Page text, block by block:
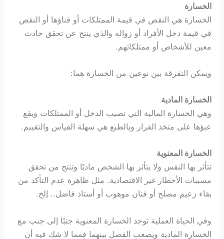
الخسارة
الخسارة هي النقص في قيمة الممتلكات أو فناؤها أو النقص
في قيمة دخل الأفراد أو زواله والذي ينتج عن تحقق حادث
معين للأشخاص أو ممتلكاتهم.
ويمكن التفرقة بين نوعين من الخسارة هما:
الخسارة المادية
وهي الخسارة المالية التي تصيب الدخل أو الممتلكات ويقع
عبؤها على متخذ القرار وبالطبع هي سهلة القياس والتقييم.
الخسارة المعنوية
تتأثر بها النفس ولا يتأثر بها الشخص ماديًا وتنتج من تحقق
مسببات الأخطار غير الاقتصادية. مثل ظاهرة عدم التأكد من
بقاء زعيم مصلح أو فنان موهوب أو أستاذ فاضل.. إلخ.
وفي الحياة العملية توجد الخسارة المعنوية جنبًا إلى جنب مع
الخسارة المادية ويصعب الفصل بينهما فمما لا شك فيه أن